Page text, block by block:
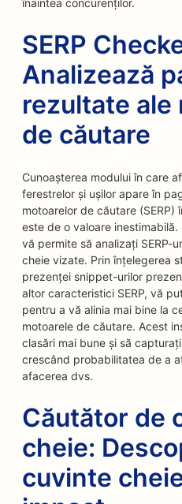
înaintea concurenților.
SERP
Analizează
rezultate ale
de căutare
Cunoașterea modului în care
ferestrelor și ușilor apare în
motoarelor de căutare
este de o valoare inestimabilă.
vă permite să analizați SERP-
cheie vizate. Prin înțelegerea
prezenței snippet-urilor
altor caracteristici SERP, vă
pentru a vă alinia mai bine la
motoarele de căutare. Acest
clasări mai bune și să
crescând probabilitatea de a
afacerea dvs.
Căutător de
cheie:
cuvinte